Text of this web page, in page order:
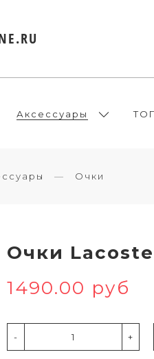
Аксессуары
Очки
Очки Lacoste
1490.00 руб
- +